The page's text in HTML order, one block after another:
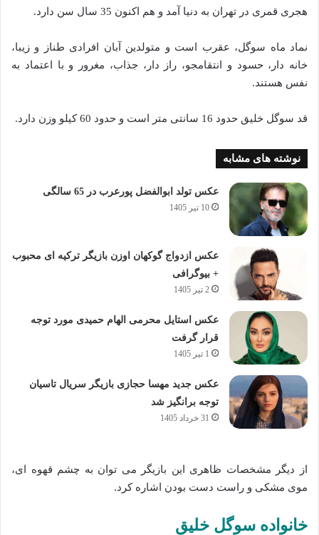
هجری قمری در تهران به دنیا آمد و هم اکنون 35 سال سن دارد.
نماد ماه سوگل، عقرب است و متولدین آبان افرادی طناز و زیبا،
خانه دار، حسود و انتقامجو، راز دار، جذاب، مغرور و با اعتماد به
نفس هستند.
قد سوگل خلیق حدود 16 سانتی متر است و حدود 60 کیلو وزن دارد.
نوشته های مشابه
عکس تولد ابوالفضل پورعرب در 65 سالگی
10 تیر 1405
عکس ازدواج گوکهان اوزن بازیگر ترکیه ای محبوب
+ بیوگرافی
2 تیر 1405
عکس استایل محرمی الهام حمیدی مورد توجه
قرار گرفت
1 تیر 1405
عکس جدید مهسا حجازی بازیگر سریال تاسیان
توجه برانگیز شد
31 خرداد 1405
از دیگر مشخصات ظاهری این بازیگر می توان به چشم قهوه ای،
موی مشکی و راست دست بودن اشاره کرد.
خانواده سوگل خلیق